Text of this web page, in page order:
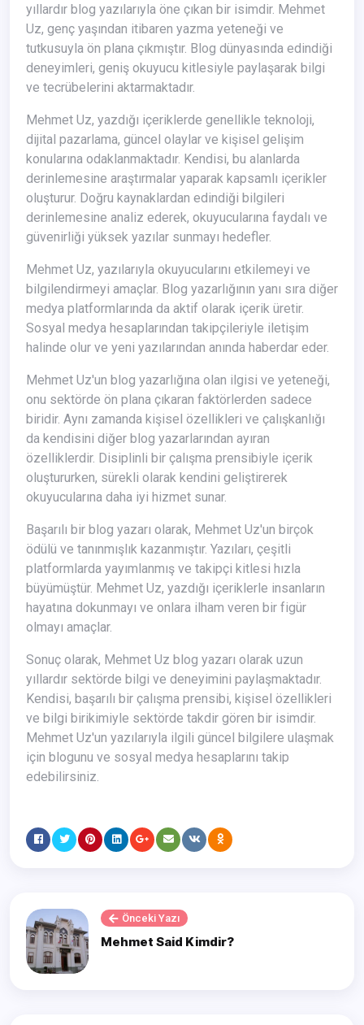
yıllardır blog yazılarıyla öne çıkan bir isimdir. Mehmet
Uz, genç yaşından itibaren yazma yeteneği ve
tutkusuyla ön plana çıkmıştır. Blog dünyasında edindiği
deneyimleri, geniş okuyucu kitlesiyle paylaşarak bilgi
ve tecrübelerini aktarmaktadır.
Mehmet Uz, yazdığı içeriklerde genellikle teknoloji,
dijital pazarlama, güncel olaylar ve kişisel gelişim
konularına odaklanmaktadır. Kendisi, bu alanlarda
derinlemesine araştırmalar yaparak kapsamlı içerikler
oluşturur. Doğru kaynaklardan edindiği bilgileri
derinlemesine analiz ederek, okuyucularına faydalı ve
güvenirliği yüksek yazılar sunmayı hedefler.
Mehmet Uz, yazılarıyla okuyucularını etkilemeyi ve
bilgilendirmeyi amaçlar. Blog yazarlığının yanı sıra diğer
medya platformlarında da aktif olarak içerik üretir.
Sosyal medya hesaplarından takipçileriyle iletişim
halinde olur ve yeni yazılarından anında haberdar eder.
Mehmet Uz'un blog yazarlığına olan ilgisi ve yeteneği,
onu sektörde ön plana çıkaran faktörlerden sadece
biridir. Aynı zamanda kişisel özellikleri ve çalışkanlığı
da kendisini diğer blog yazarlarından ayıran
özelliklerdir. Disiplinli bir çalışma prensibiyle içerik
oluştururken, sürekli olarak kendini geliştirerek
okuyucularına daha iyi hizmet sunar.
Başarılı bir blog yazarı olarak, Mehmet Uz'un birçok
ödülü ve tanınmışlık kazanmıştır. Yazıları, çeşitli
platformlarda yayımlanmış ve takipçi kitlesi hızla
büyümüştür. Mehmet Uz, yazdığı içeriklerle insanların
hayatına dokunmayı ve onlara ilham veren bir figür
olmayı amaçlar.
Sonuç olarak, Mehmet Uz blog yazarı olarak uzun
yıllardır sektörde bilgi ve deneyimini paylaşmaktadır.
Kendisi, başarılı bir çalışma prensibi, kişisel özellikleri
ve bilgi birikimiyle sektörde takdir gören bir isimdir.
Mehmet Uz'un yazılarıyla ilgili güncel bilgilere ulaşmak
için blogunu ve sosyal medya hesaplarını takip
edebilirsiniz.
Önceki Yazı
Mehmet Said Kimdir?